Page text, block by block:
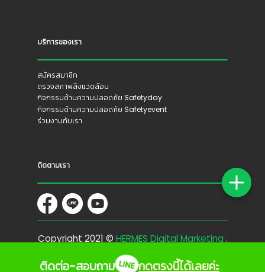
บริการของเรา
สมัครสมาชิก
ตรวจสภาพสิ่งแวดล้อม
กิจกรรมด้านความปลอดภัย Safetyday
กิจกรรมด้านความปลอดภัย Safetyevent
ร่วมงานกับเรา
ติดตามเรา
Copyright 2021 © HERMES Digital Marketing .
All Rights Reserved
ติดต่อ-สอบถาม กดตรงนี้ได้เลยค่ะ